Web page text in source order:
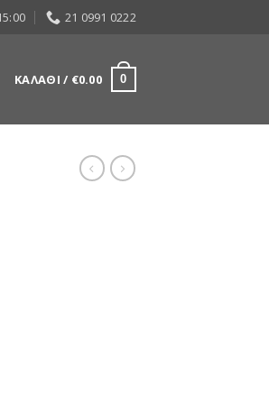
21 0991 0222
ΚΑΛΆΘΙ / €0.00 0